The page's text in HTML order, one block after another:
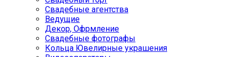
Свадебные агентства
Ведущие
Декор, Офрмление
Свадебные фотографы
Кольца Ювелирные украшения